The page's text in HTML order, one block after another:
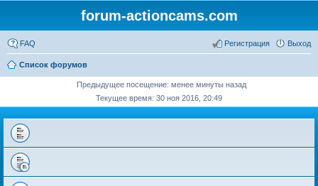
forum-actioncams.com
FAQ Выход
Регистрация
Список форумов
Предыдущее посещение: менее минуты назад
Текущее время: 30 ноя 2016, 20:49